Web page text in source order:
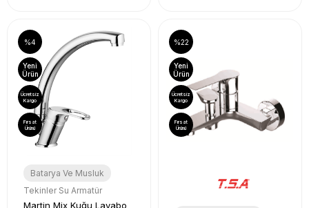
Batarya Ve Musluk
Tekinler Su Armatür
Martin Mix Kuğu Lavabo
%4
Yeni
Ürün
Ücretsiz
Kargo
Fırsat
Ürünü
%22
Yeni
Ürün
Ücretsiz
Kargo
Fırsat
Ürünü